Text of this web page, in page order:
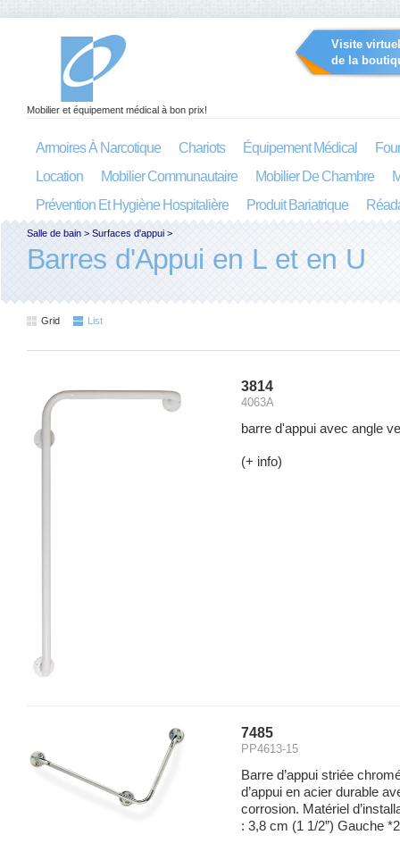
Visite
de la
Mobilier et équipement médical à bon prix!
Armoires À Narcotique Chariots Équipement Médical
Location
Mobilier Communautaire Mobilier De Chambre
Prévention Et Hygiène Hospitalière
Produit Bariatrique
Salle de bain > Surfaces d'appui >
Barres d'Appui en L et en U
Grid List
3814
4063A
barre d'appui avec angle
(+ info)
7485
PP4613-15
Barre d’appui striée
d’appui en acier durable
corrosion. Matériel
: 3,8 cm (1 1/2”) Gauche